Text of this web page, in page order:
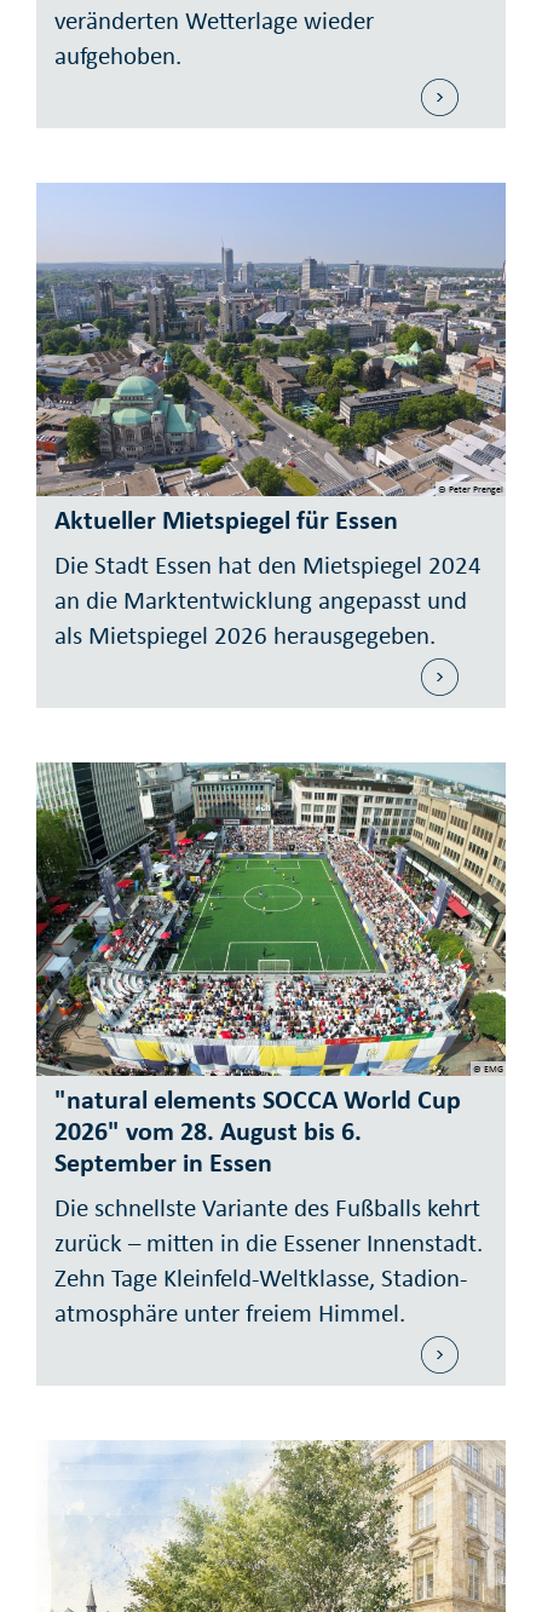
veränderten Wetterlage wieder
aufgehoben.
© Peter Prengel
Aktueller Mietspiegel für Essen
Die Stadt Essen hat den Mietspiegel 2024
an die Marktentwicklung angepasst und
als Mietspiegel 2026 herausgegeben.
"natural elements SOCCA World Cup
2026" vom 28. August bis 6.
September in Essen
Die schnellste Variante des Fuß­balls kehrt
zurück – mitten in die Essener Innen­stadt.
Zehn Tage Klein­feld-Welt­klasse, Stadion­
atmos­phäre unter freiem Himmel.
© EMG